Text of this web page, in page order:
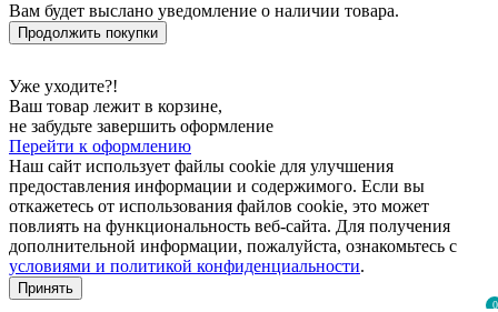
0
Вам будет выслано уведомление о наличии товара.
Продолжить покупки
Уже уходите?!
Ваш товар лежит в корзине,
не забудьте завершить оформление
Перейти к оформлению
Наш сайт использует файлы cookie для улучшения
предоставления информации и содержимого. Если вы
откажетесь от использования файлов cookie, это может
повлиять на функциональность веб-сайта. Для получения
дополнительной информации, пожалуйста, ознакомьтесь с
условиями и политикой конфиденциальности.
Принять